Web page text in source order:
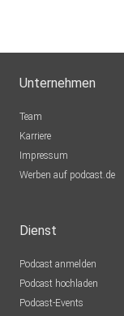
Unternehmen
Team
Karriere
Impressum
Werben auf podcast.de
Dienst
Podcast anmelden
Podcast hochladen
Podcast-Events